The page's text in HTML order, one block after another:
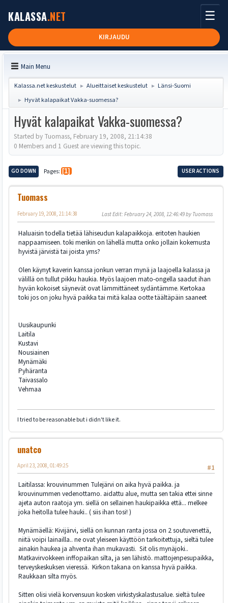
KALASSA.NET
KIRJAUDU
☰
Main Menu
Kalassa.net keskustelut ► Alueittaiset keskustelut ► Länsi-Suomi
► Hyvät kalapaikat Vakka-suomessa?
Hyvät kalapaikat Vakka-suomessa?
Started by Tuomass, February 19, 2008, 21:14:38
0 Members and 1 Guest are viewing this topic.
GO DOWN Pages 1 USER ACTIONS
Tuomass
February 19, 2008, 21:14:38 Last Edit: February 24, 2008, 12:46:49 by Tuomass
Haluaisin todella tietää lähiseudun kalapaikkoja. eritoten haukien
nappaamiseen. toki merikin on lähellä mutta onko jollain kokemusta
hyvistä järvistä tai joista yms?
Olen käynyt kaverin kanssa jonkun verran mynä ja laajoella kalassa ja
välillä on tullut pikku haukia. Myös laajoen mato-ongella saadut ihan
hyvän kokoiset säynevät ovat lämmittäneet sydäntämme. Kertokaa
toki jos on joku hyvä paikka tai mitä kalaa ootte täältäpäin saaneet
Uusikaupunki
Laitila
Kustavi
Nousiainen
Mynämäki
Pyhäranta
Taivassalo
Vehmaa
I tried to be reasonable but i didn't like it.
unatco
#1
April 23, 2008, 01:49:25
Laitilassa: krouvinummen Tulejärvi on aika hyvä paikka. ja
krouvinummen vedenottamo. aidattu alue, mutta sen takia ettei sinne
ajeta auton raatoja ym. siellä on sellainen haukipaikka että... melkee
joka heitolla tulee hauki.. ( siis ihan tosi! )
Mynämäellä: Kivijärvi, siellä on kunnan ranta jossa on 2 soutuvenettä,
niitä voipi lainailla.. ne ovat yleiseen käyttöön tarkoitettuja, sieltä tulee
ainakin haukea ja ahventa ihan mukavasti. Sit olis mynäjoki..
Matkavirvokkeen inffopaikan silta, ja sen lähistö. mattojenpesupaikka,
terveyskeskuksen vieressä. Kirkon takana on kanssa hyvä paikka.
Raukkaan silta myös.
Sitten olisi vielä korvensuun kosken virkistyskalastusalue. sieltä tulee